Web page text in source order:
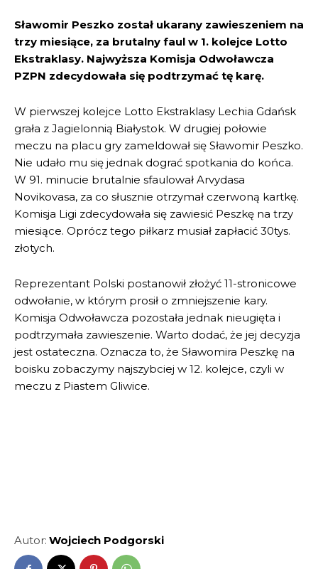
Sławomir Peszko został ukarany zawieszeniem na
trzy miesiące, za brutalny faul w 1. kolejce Lotto
Ekstraklasy. Najwyższa Komisja Odwoławcza
PZPN zdecydowała się podtrzymać tę karę.
W pierwszej kolejce Lotto Ekstraklasy Lechia Gdańsk
grała z Jagielonnią Białystok. W drugiej połowie
meczu na placu gry zameldował się Sławomir Peszko.
Nie udało mu się jednak dograć spotkania do końca.
W 91. minucie brutalnie sfaulował Arvydasa
Novikovasa, za co słusznie otrzymał czerwoną kartkę.
Komisja Ligi zdecydowała się zawiesić Peszkę na trzy
miesiące. Oprócz tego piłkarz musiał zapłacić 30tys.
złotych.
Reprezentant Polski postanowił złożyć 11-stronicowe
odwołanie, w którym prosił o zmniejszenie kary.
Komisja Odwoławcza pozostała jednak nieugięta i
podtrzymała zawieszenie. Warto dodać, że jej decyzja
jest ostateczna. Oznacza to, że Sławomira Peszkę na
boisku zobaczymy najszybciej w 12. kolejce, czyli w
meczu z Piastem Gliwice.
Autor: Wojciech Podgorski